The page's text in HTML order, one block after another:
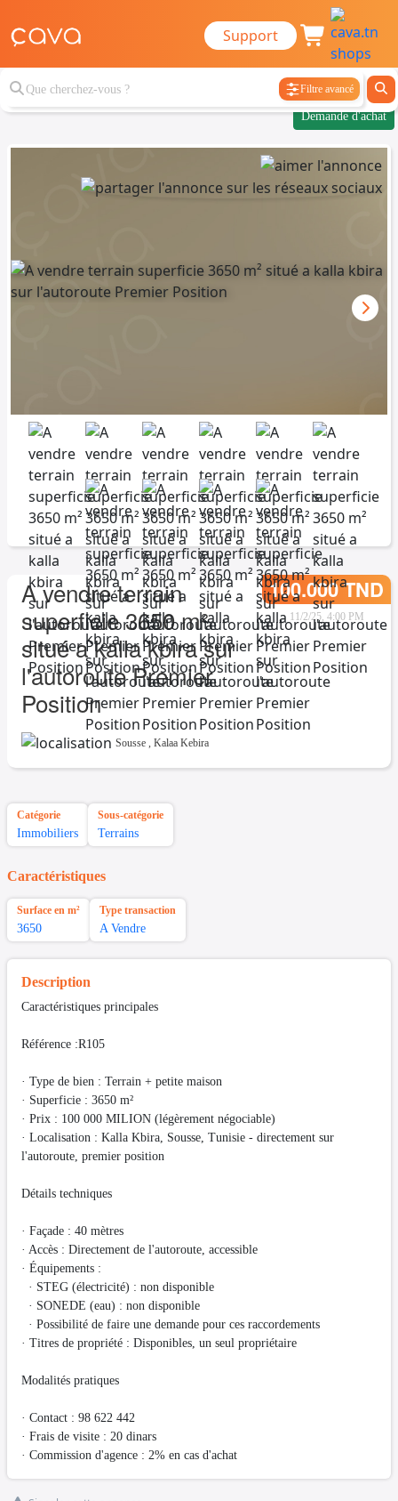
Support
Filtre avancé
Demande d'achat
A vendre terrain
superficie 3650 m²
situé a kalla kbira sur
l'autoroute Premier
Position
100.000 TND
11/2/25, 4:00 PM
Sousse , Kalaa Kebira
Catégorie
Immobiliers
Sous-catégorie
Terrains
Caractéristiques
Surface en m²
3650
Type transaction
A Vendre
Description
Caractéristiques principales
Référence :R105
· Type de bien : Terrain + petite maison
· Superficie : 3650 m²
· Prix : 100 000 MILION (légèrement négociable)
· Localisation : Kalla Kbira, Sousse, Tunisie - directement sur
l'autoroute, premier position
Détails techniques
· Façade : 40 mètres
· Accès : Directement de l'autoroute, accessible
· Équipements :
· STEG (électricité) : non disponible
· SONEDE (eau) : non disponible
· Possibilité de faire une demande pour ces raccordements
· Titres de propriété : Disponibles, un seul propriétaire
Modalités pratiques
· Contact : 98 622 442
· Frais de visite : 20 dinars
· Commission d'agence : 2% en cas d'achat